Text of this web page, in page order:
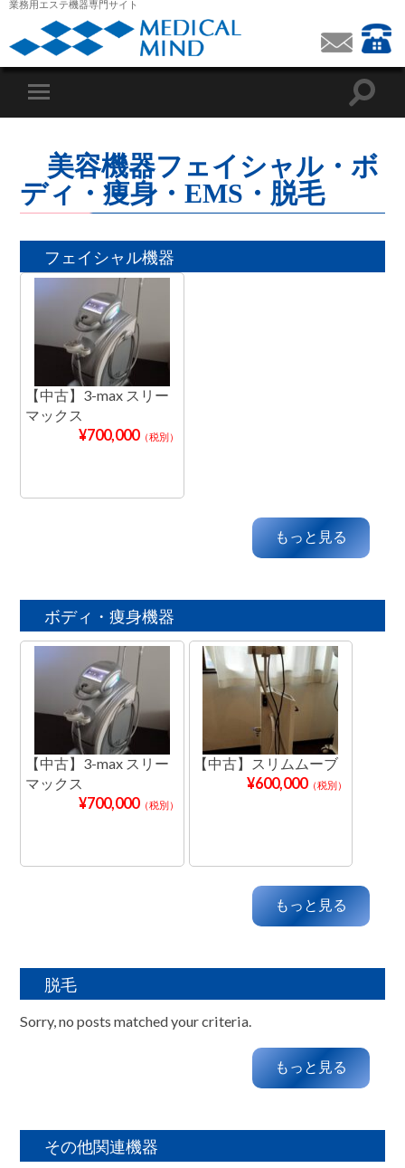
業務用エステ機器専門サイト
美容機器フェイシャル・ボ
ディ・痩身・EMS・脱毛
フェイシャル機器
【中古】3-max スリー
マックス
¥700,000（税別）
もっと見る
ボディ・痩身機器
【中古】3-max スリー
マックス
¥700,000（税別）
【中古】スリムムーブ
¥600,000（税別）
もっと見る
脱毛
Sorry, no posts matched your criteria.
もっと見る
その他関連機器